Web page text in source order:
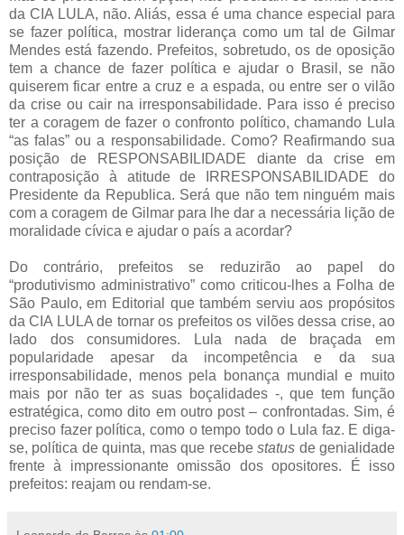
da CIA LULA, não. Aliás, essa é uma chance especial para
se fazer política, mostrar liderança como um tal de Gilmar
Mendes está fazendo. Prefeitos, sobretudo, os de oposição
tem a chance de fazer política e ajudar o Brasil, se não
quiserem ficar entre a cruz e a espada, ou entre ser o vilão
da crise ou cair na irresponsabilidade. Para isso é preciso
ter a coragem de fazer o confronto político, chamando Lula
“as falas” ou a responsabilidade. Como? Reafirmando sua
posição de RESPONSABILIDADE diante da crise em
contraposição à atitude de IRRESPONSABILIDADE do
Presidente da Republica. Será que não tem ninguém mais
com a coragem de Gilmar para lhe dar a necessária lição de
moralidade cívica e ajudar o país a acordar?
Do contrário, prefeitos se reduzirão ao papel do
“produtivismo administrativo” como criticou-lhes a Folha de
São Paulo, em Editorial que também serviu aos propósitos
da CIA LULA de tornar os prefeitos os vilões dessa crise, ao
lado dos consumidores. Lula nada de braçada em
popularidade apesar da incompetência e da sua
irresponsabilidade, menos pela bonança mundial e muito
mais por não ter as suas boçalidades -, que tem função
estratégica, como dito em outro post – confrontadas. Sim, é
preciso fazer política, como o tempo todo o Lula faz. E diga-
se, política de quinta, mas que recebestatus de genialidade
frente à impressionante omissão dos opositores. É isso
prefeitos: reajam ou rendam-se.